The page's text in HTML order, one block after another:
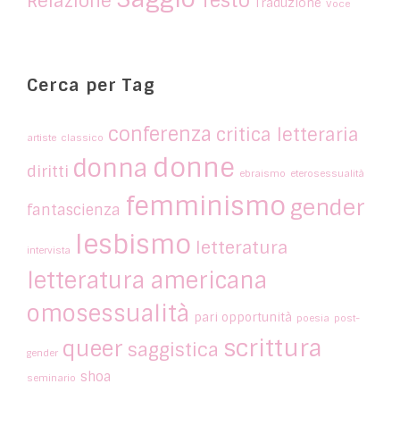
Voce
Cerca per Tag
artiste classico conferenza critica letteraria
diritti donna donne ebraismo eterosessualità
fantascienza femminismo gender
intervista lesbismo letteratura
letteratura americana
omosessualità pari opportunità poesia post-
gender queer saggistica scrittura
seminario shoa